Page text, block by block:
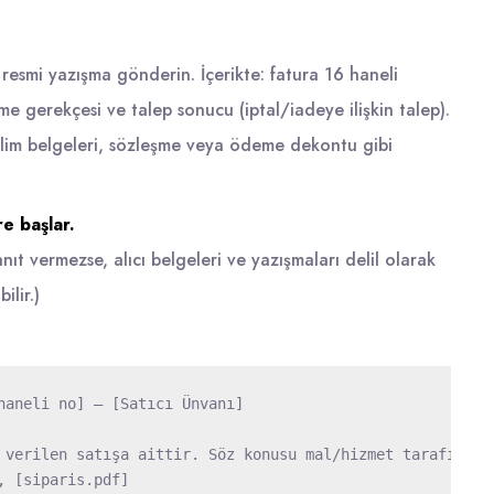
resmi yazışma gönderin. İçerikte: fatura 16 haneli
gerekçesi ve talep sonucu (iptal/iadeye ilişkin talep).
belgeleri, sözleşme veya ödeme dekontu gibi
başlar.
vermezse, alıcı belgeleri ve yazışmaları delil olarak
no] – [Satıcı Ünvanı]
satışa aittir. Söz konusu mal/hizmet
[siparis.pdf]